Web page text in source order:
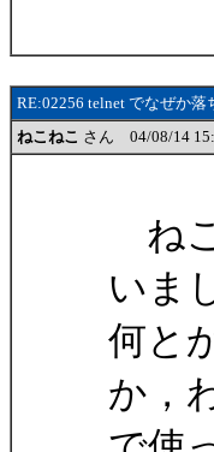
RE:02256 telnet でなぜか落
ねこねこ さん 04/08/14
ね
いま
何と
か，